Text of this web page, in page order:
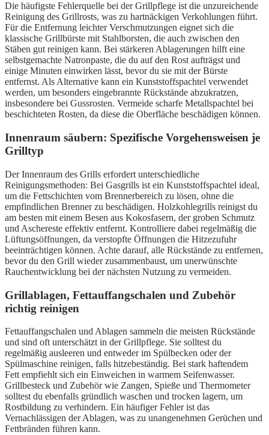
Die häufigste Fehlerquelle bei der Grillpflege ist die unzureichende
Reinigung des Grillrosts, was zu hartnäckigen Verkohlungen führt.
Für die Entfernung leichter Verschmutzungen eignet sich die
klassische Grillbürste mit Stahlborsten, die auch zwischen den
Stäben gut reinigen kann. Bei stärkeren Ablagerungen hilft eine
selbstgemachte Natronpaste, die du auf den Rost aufträgst und
einige Minuten einwirken lässt, bevor du sie mit der Bürste
entfernst. Als Alternative kann ein Kunststoffspachtel verwendet
werden, um besonders eingebrannte Rückstände abzukratzen,
insbesondere bei Gussrosten. Vermeide scharfe Metallspachtel bei
beschichteten Rosten, da diese die Oberfläche beschädigen können.
Innenraum säubern: Spezifische Vorgehensweisen je
Grilltyp
Der Innenraum des Grills erfordert unterschiedliche
Reinigungsmethoden: Bei Gasgrills ist ein Kunststoffspachtel ideal,
um die Fettschichten vom Brennerbereich zu lösen, ohne die
empfindlichen Brenner zu beschädigen. Holzkohlegrills reinigst du
am besten mit einem Besen aus Kokosfasern, der groben Schmutz
und Aschereste effektiv entfernt. Kontrolliere dabei regelmäßig die
Lüftungsöffnungen, da verstopfte Öffnungen die Hitzezufuhr
beeinträchtigen können. Achte darauf, alle Rückstände zu entfernen,
bevor du den Grill wieder zusammenbaust, um unerwünschte
Rauchentwicklung bei der nächsten Nutzung zu vermeiden.
Grillablagen, Fettauffangschalen und Zubehör
richtig reinigen
Fettauffangschalen und Ablagen sammeln die meisten Rückstände
und sind oft unterschätzt in der Grillpflege. Sie solltest du
regelmäßig ausleeren und entweder im Spülbecken oder der
Spülmaschine reinigen, falls hitzebeständig. Bei stark haftendem
Fett empfiehlt sich ein Einweichen in warmem Seifenwasser.
Grillbesteck und Zubehör wie Zangen, Spieße und Thermometer
solltest du ebenfalls gründlich waschen und trocken lagern, um
Rostbildung zu verhindern. Ein häufiger Fehler ist das
Vernachlässigen der Ablagen, was zu unangenehmen Gerüchen und
Fettbränden führen kann.